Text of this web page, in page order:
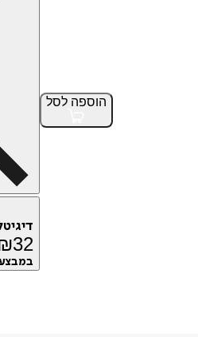
הוספה לסל
32